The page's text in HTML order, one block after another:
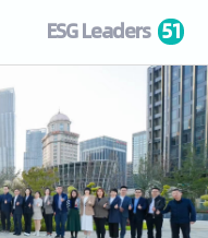
ESG Leaders 51